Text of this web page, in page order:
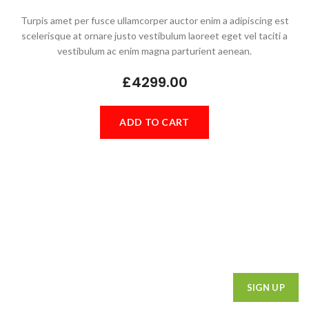
Turpis amet per fusce ullamcorper auctor enim a adipiscing est
scelerisque at ornare justo vestibulum laoreet eget vel taciti a
vestibulum ac enim magna parturient aenean.
£4299.00
ADD TO CART